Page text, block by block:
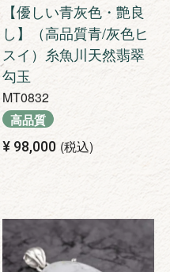
【優しい青灰色・艶良
し】（高品質青/灰色ヒ
スイ）糸魚川天然翡翠
勾玉
MT0832
高品質
¥ 98,000 税込